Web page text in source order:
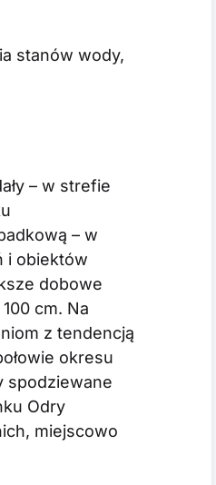
stanów wody,
– w strefie
– w
i obiektów
dobowe
cm. Na
z tendencją
okresu
spodziewane
Odry
miejscowo